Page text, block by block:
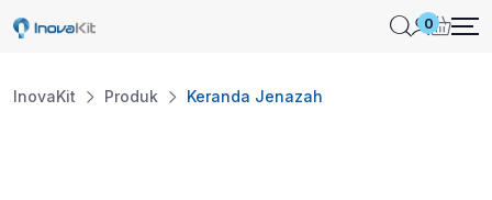
Skip
0
InovaKit Produk Keranda Jenazah